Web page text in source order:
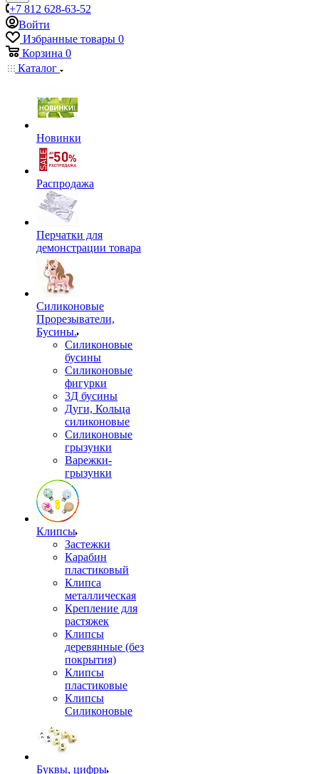
+7 812 628-63-52
Войти
Избранные товары 0
Корзина 0
Каталог
Новинки
Распродажа
Перчатки для
демонстрации товара
Силиконовые
Прорезыватели,
Бусины.
Силиконовые
бусины
Силиконовые
фигурки
3Д бусины
Дуги, Кольца
силиконовые
Силиконовые
грызунки
Варежки-
грызунки
Клипсы
Застежки
Карабин
пластиковый
Клипса
металлическая
Крепление для
растяжек
Клипсы
деревянные (без
покрытия)
Клипсы
пластиковые
Клипсы
Силиконовые
Буквы, цифры